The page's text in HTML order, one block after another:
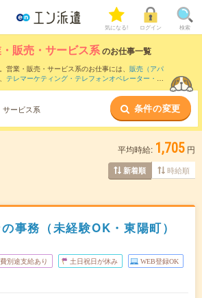
気になる! ログイン 検索
販売・サービス系のお仕事一覧
営業・販売・サービス系のお仕事には、 販売（アパ
、 テレマーケティング・テレフォンオペレーター・コ
などのこだわり条件で絞り込んでいただけます。
ービス系 条件の変更
平均時給: 1,705 円
新着順 時給順
事務（未経験OK・東陽町）
別途支給あり 土日祝日が休み WEB登録OK